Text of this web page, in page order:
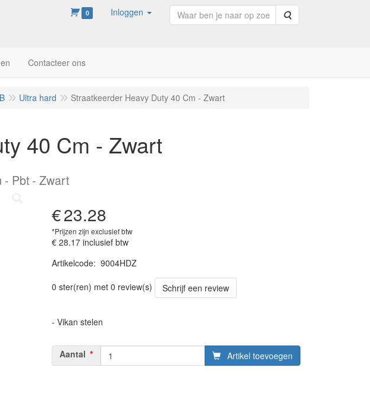
0 Inloggen Zoeken
Contacteer ons
Ultra hard Straatkeerder Heavy Duty 40 Cm - Zwart
40 Cm - Zwart
- Pbt - Zwart
€23.28
*Prijzen zijn exclusief btw
€ 28.17 inclusief btw
Artikelcode: 9004HDZ
0 ster(ren) met 0 review(s)
Schrijf een review
- Vikan stelen
Aantal Artikel toevoegen